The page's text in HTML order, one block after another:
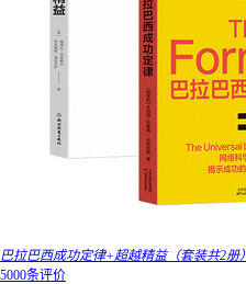
巴拉巴西成功定律+超越精益（套装共2册）
5000条评价